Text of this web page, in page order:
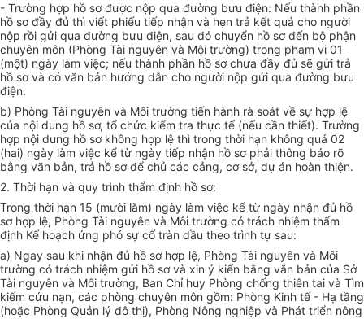
- Trường hợp hồ sơ được nộp qua đường bưu điện: Nếu thành phần
hồ sơ đầy đủ thì viết phiếu tiếp nhận và hẹn trả kết quả cho người
nộp rồi gửi qua đường bưu điện, sau đó chuyển hồ sơ đến bộ phận
chuyên môn (Phòng Tài nguyên và Môi trường) trong phạm vi 01
(một) ngày làm việc; nếu thành phần hồ sơ chưa đầy đủ sẽ gửi trả
hồ sơ và có văn bản hướng dẫn cho người nộp gửi qua đường bưu
điện.
b) Phòng Tài nguyên và Môi trường tiến hành rà soát về sự hợp lệ
của nội dung hồ sơ, tổ chức kiểm tra thực tế (nếu cần thiết). Trường
hợp nội dung hồ sơ không hợp lệ thì trong thời hạn không quá 02
(hai) ngày làm việc kể từ ngày tiếp nhận hồ sơ phải thông báo rõ
bằng văn bản, trả hồ sơ để chủ các cảng, cơ sở, dự án hoàn thiện.
2. Thời hạn và quy trình thẩm định hồ sơ:
Trong thời hạn 15 (mười lăm) ngày làm việc kể từ ngày nhận đủ hồ
sơ hợp lệ, Phòng Tài nguyên và Môi trường có trách nhiệm thẩm
định Kế hoạch ứng phó sự cố tràn dầu theo trình tự sau:
a) Ngay sau khi nhận đủ hồ sơ hợp lệ, Phòng Tài nguyên và Môi
trường có trách nhiệm gửi hồ sơ và xin ý kiến bằng văn bản của Sở
Tài nguyên và Môi trường, Ban Chỉ huy Phòng chống thiên tai và Tìm
kiếm cứu nạn, các phòng chuyên môn gồm: Phòng Kinh tế - Hạ tầng
(hoặc Phòng Quản lý đô thị), Phòng Nông nghiệp và Phát triển nông